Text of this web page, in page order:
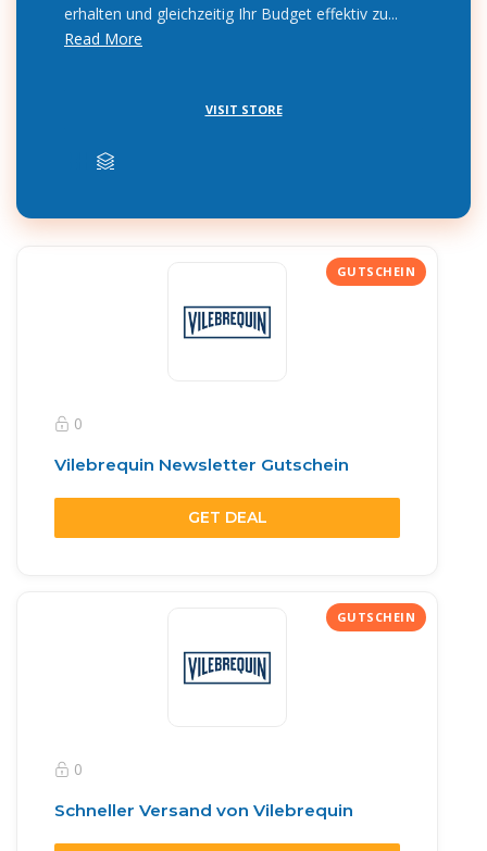
erhalten und gleichzeitig Ihr Budget effektiv zu...
Read More
VISIT STORE
0
Vilebrequin Newsletter Gutschein
GET DEAL
0
Schneller Versand von Vilebrequin